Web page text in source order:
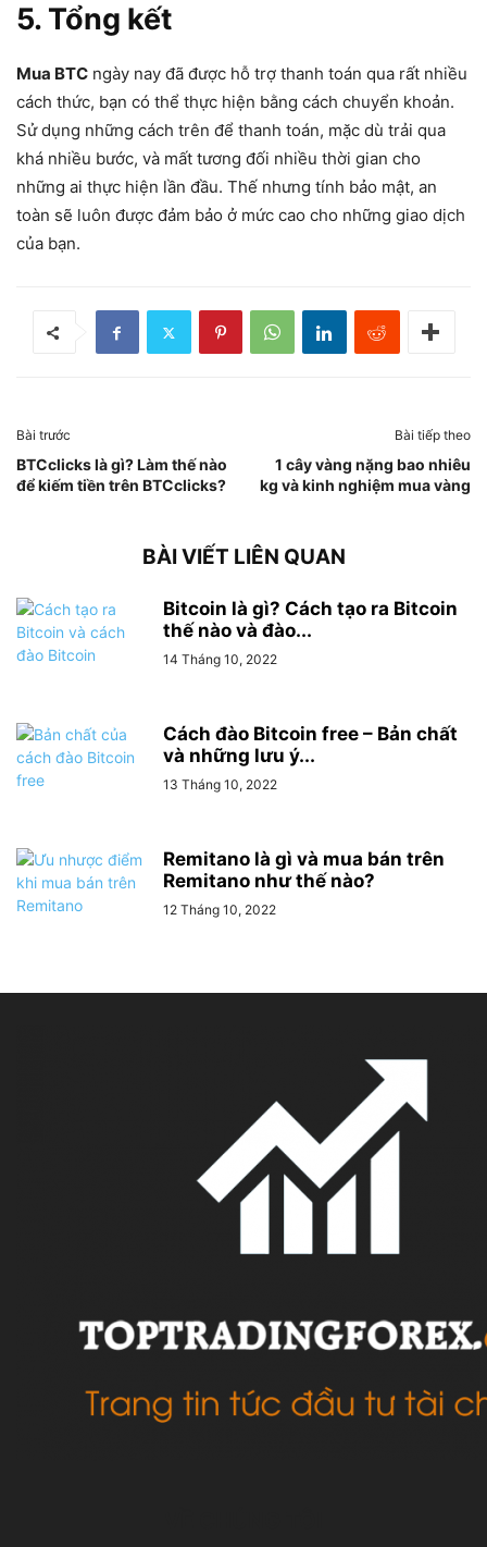
5. Tổng kết
Mua BTC ngày nay đã được hỗ trợ thanh toán qua rất nhiều
cách thức, bạn có thể thực hiện bằng cách chuyển khoản.
Sử dụng những cách trên để thanh toán, mặc dù trải qua
khá nhiều bước, và mất tương đối nhiều thời gian cho
những ai thực hiện lần đầu. Thế nhưng tính bảo mật, an
toàn sẽ luôn được đảm bảo ở mức cao cho những giao dịch
của bạn.
Bài trước
BTCclicks là gì? Làm thế nào
để kiếm tiền trên BTCclicks?
Bài tiếp theo
1 cây vàng nặng bao nhiêu
kg và kinh nghiệm mua vàng
BÀI VIẾT LIÊN QUAN
Bitcoin là gì? Cách tạo ra Bitcoin
thế nào và đào...
14 Tháng 10, 2022
Cách đào Bitcoin free – Bản chất
và những lưu ý...
13 Tháng 10, 2022
Remitano là gì và mua bán trên
Remitano như thế nào?
12 Tháng 10, 2022